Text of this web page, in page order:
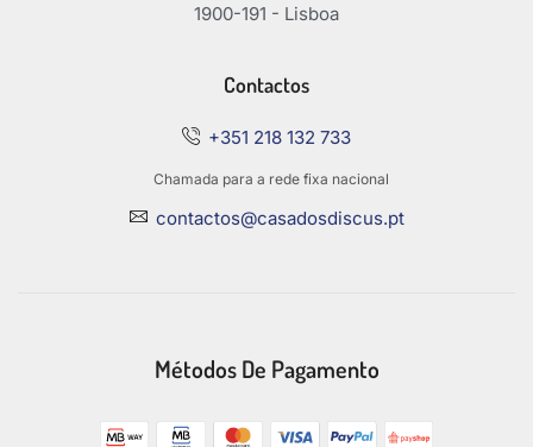
1900-191 - Lisboa
Contactos
+351 218 132 733
Chamada para a rede fixa nacional
contactos@casadosdiscus.pt
Métodos De Pagamento